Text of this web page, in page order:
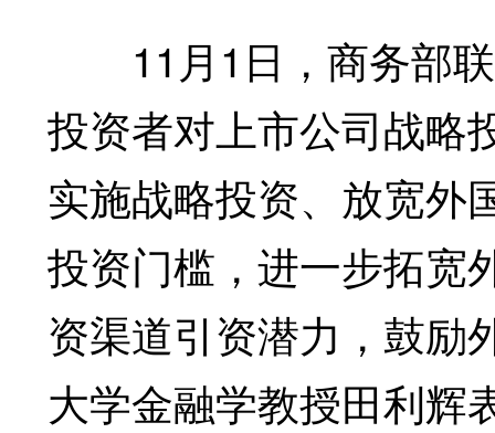
11月1日，商务部联
投资者对上市公司战略
实施战略投资、放宽外
投资门槛，进一步拓宽
资渠道引资潜力，鼓励
大学金融学教授田利辉